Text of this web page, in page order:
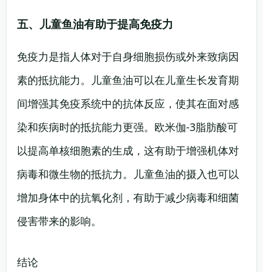
五、儿童鱼油有助于提高免疫力
免疫力是指人体对于自身细胞损伤或外来致病因
素的抵抗能力。儿童鱼油可以在儿童生长发育期
间增强其免疫系统中的抗体反应，使其在面对感
染和疾病时的抵抗能力更强。欧米伽-3脂肪酸可
以提高单核细胞素的生成，这有助于增强机体对
病毒和微生物的抵抗力。儿童鱼油的摄入也可以
增加身体中的抗氧化剂，有助于减少病毒和细菌
侵害带来的影响。
结论